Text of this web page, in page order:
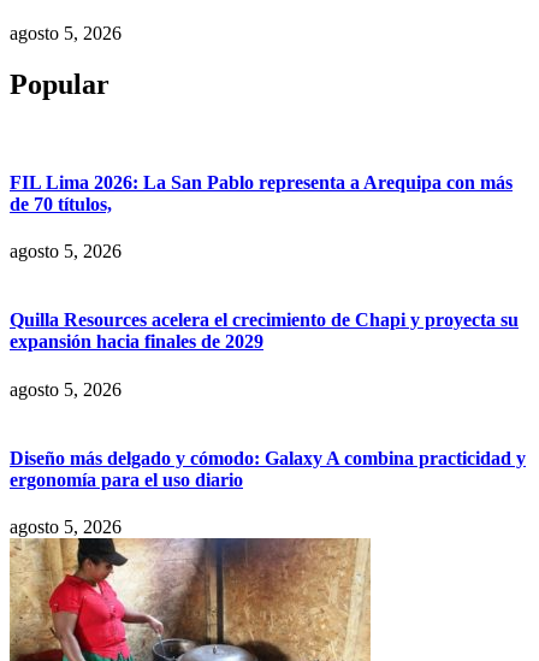
agosto 5, 2026
Popular
FIL Lima 2026: La San Pablo representa a Arequipa con más
de 70 títulos,
agosto 5, 2026
Quilla Resources acelera el crecimiento de Chapi y proyecta su
expansión hacia finales de 2029
agosto 5, 2026
Diseño más delgado y cómodo: Galaxy A combina practicidad y
ergonomía para el uso diario
agosto 5, 2026